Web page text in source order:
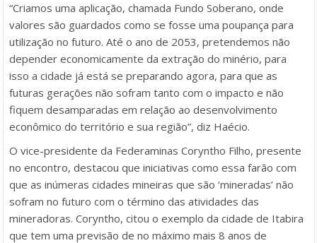
“Criamos uma aplicação, chamada Fundo Soberano, onde
valores são guardados como se fosse uma poupança para
utilização no futuro. Até o ano de 2053, pretendemos não
depender economicamente da extração do minério, para
isso a cidade já está se preparando agora, para que as
futuras gerações não sofram tanto com o impacto e não
fiquem desamparadas em relação ao desenvolvimento
econômico do território e sua região”, diz Haécio.
O vice-presidente da Federaminas Coryntho Filho, presente
no encontro, destacou que iniciativas como essa farão com
que as inúmeras cidades mineiras que são ‘mineradas’ não
sofram no futuro com o término das atividades das
mineradoras. Coryntho, citou o exemplo da cidade de Itabira
que tem uma previsão de no máximo mais 8 anos de